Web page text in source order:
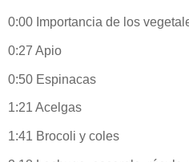
0:00 Importancia de los
0:27 Apio
0:50 Espinacas
1:21 Acelgas
1:41 Brocoli y coles